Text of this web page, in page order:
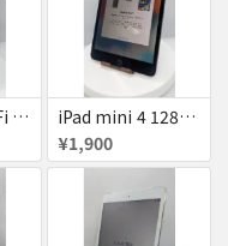
iPad mini Wi-Fi + Cellular 64GB
iPad mini 4 128GB
¥1,900